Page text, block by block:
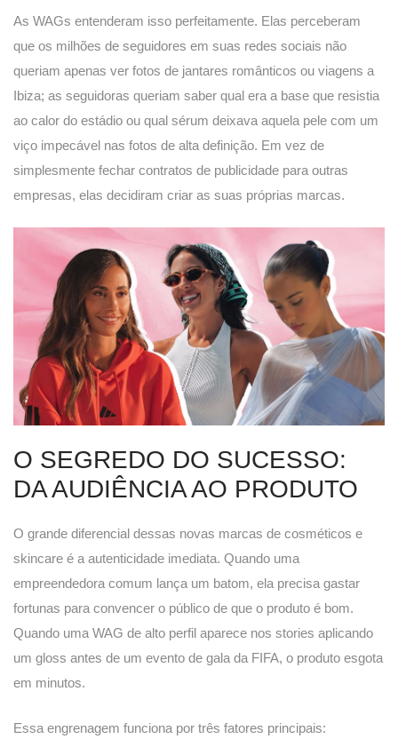
As WAGs entenderam isso perfeitamente. Elas perceberam
que os milhões de seguidores em suas redes sociais não
queriam apenas ver fotos de jantares românticos ou viagens a
Ibiza; as seguidoras queriam saber qual era a base que resistia
ao calor do estádio ou qual sérum deixava aquela pele com um
viço impecável nas fotos de alta definição. Em vez de
simplesmente fechar contratos de publicidade para outras
empresas, elas decidiram criar as suas próprias marcas.
O SEGREDO DO SUCESSO:
DA AUDIÊNCIA AO PRODUTO
O grande diferencial dessas novas marcas de cosméticos e
skincare é a autenticidade imediata. Quando uma
empreendedora comum lança um batom, ela precisa gastar
fortunas para convencer o público de que o produto é bom.
Quando uma WAG de alto perfil aparece nos stories aplicando
um gloss antes de um evento de gala da FIFA, o produto esgota
em minutos.
Essa engrenagem funciona por três fatores principais: